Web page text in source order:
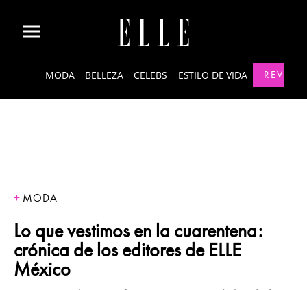
MODA BELLEZA CELEBS ESTILO DE VIDA
MODA
Lo que vestimos en la cuarentena:
crónica de los editores de ELLE
México